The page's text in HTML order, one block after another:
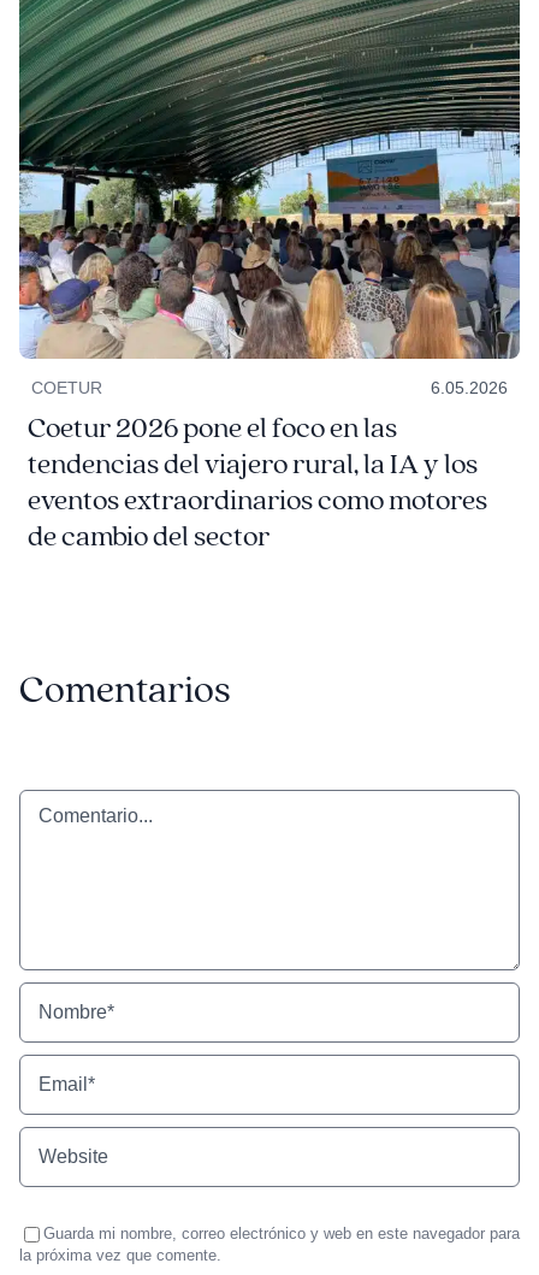
COETUR 6.05.2026
Coetur 2026 pone el foco en las
tendencias del viajero rural, la IA y los
eventos extraordinarios como motores
de cambio del sector
Comentarios
Comentario
Guarda mi nombre, correo electrónico y web en este navegador para
la próxima vez que comente.